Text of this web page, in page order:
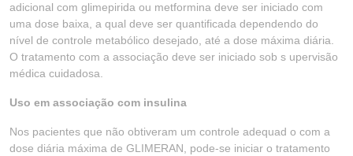
adicional com glimepirida ou metformina deve ser iniciado com
uma dose baixa, a qual deve ser quantificada dependendo do
nível de controle metabólico desejado, até a dose máxima diária.
O tratamento com a associação deve ser iniciado sob s upervisão
médica cuidadosa.
Uso em associação com insulina
Nos pacientes que não obtiveram um controle adequad o com a
dose diária máxima de GLIMERAN, pode-se iniciar o tratamento